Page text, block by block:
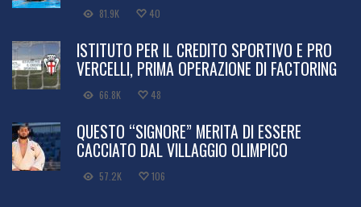
81.9K 40
ISTITUTO PER IL CREDITO SPORTIVO E PRO
VERCELLI, PRIMA OPERAZIONE DI FACTORING
66.8K 48
QUESTO “SIGNORE” MERITA DI ESSERE
CACCIATO DAL VILLAGGIO OLIMPICO
57.2K 106